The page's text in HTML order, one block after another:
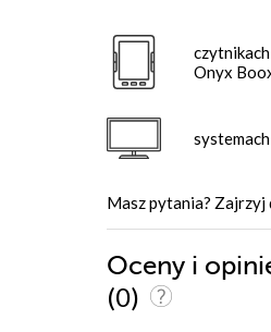
Onyx
Masz pytania? Zajrzyj
Oceny i
(0)